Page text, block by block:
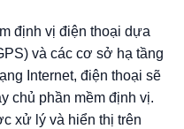
định vị điện thoại dựa
và các cơ sở hạ tầng
Internet, điện thoại sẽ
chủ phần mềm định vị.
xử lý và hiển thị trên